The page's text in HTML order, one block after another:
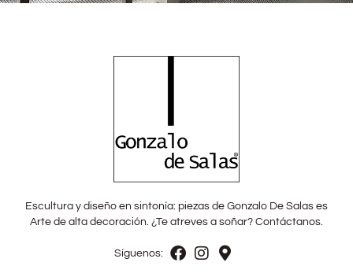
Escultura y diseño en sintonía: piezas de Gonzalo De Salas es
Arte de alta decoración. ¿Te atreves a soñar? Contáctanos.
Síguenos: